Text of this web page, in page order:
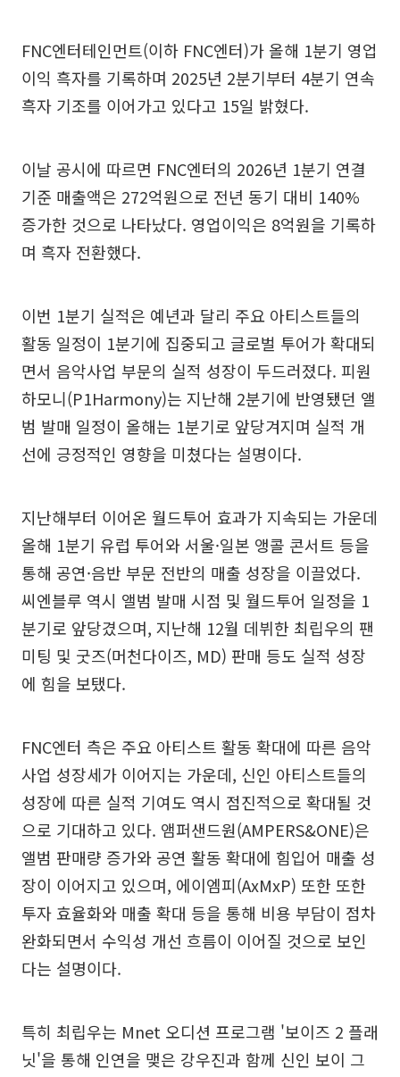
FNC엔터테인먼트(이하 FNC엔터)가 올해 1분기 영업
이익 흑자를 기록하며 2025년 2분기부터 4분기 연속
흑자 기조를 이어가고 있다고 15일 밝혔다.
이날 공시에 따르면 FNC엔터의 2026년 1분기 연결
기준 매출액은 272억원으로 전년 동기 대비 140%
증가한 것으로 나타났다. 영업이익은 8억원을 기록하
며 흑자 전환했다.
이번 1분기 실적은 예년과 달리 주요 아티스트들의
활동 일정이 1분기에 집중되고 글로벌 투어가 확대되
면서 음악사업 부문의 실적 성장이 두드러졌다. 피원
하모니(P1Harmony)는 지난해 2분기에 반영됐던 앨
범 발매 일정이 올해는 1분기로 앞당겨지며 실적 개
선에 긍정적인 영향을 미쳤다는 설명이다.
지난해부터 이어온 월드투어 효과가 지속되는 가운데
올해 1분기 유럽 투어와 서울·일본 앵콜 콘서트 등을
통해 공연·음반 부문 전반의 매출 성장을 이끌었다.
씨엔블루 역시 앨범 발매 시점 및 월드투어 일정을 1
분기로 앞당겼으며, 지난해 12월 데뷔한 최립우의 팬
미팅 및 굿즈(머천다이즈, MD) 판매 등도 실적 성장
에 힘을 보탰다.
FNC엔터 측은 주요 아티스트 활동 확대에 따른 음악
사업 성장세가 이어지는 가운데, 신인 아티스트들의
성장에 따른 실적 기여도 역시 점진적으로 확대될 것
으로 기대하고 있다. 앰퍼샌드원(AMPERS&ONE)은
앨범 판매량 증가와 공연 활동 확대에 힘입어 매출 성
장이 이어지고 있으며, 에이엠피(AxMxP) 또한 또한
투자 효율화와 매출 확대 등을 통해 비용 부담이 점차
완화되면서 수익성 개선 흐름이 이어질 것으로 보인
다는 설명이다.
특히 최립우는 Mnet 오디션 프로그램 '보이즈 2 플래
닛'을 통해 인연을 맺은 강우진과 함께 신인 보이 그